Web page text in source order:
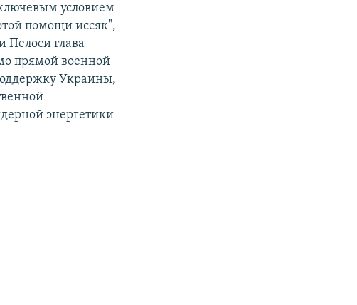
условием
помощи иссяк",
Пелоси глава
прямой военной
Украины,
энергетики